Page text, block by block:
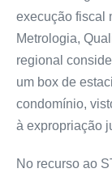
execução fiscal
Metrologia,
regional
um box de
condomínio,
à expropriação
No recurso ao